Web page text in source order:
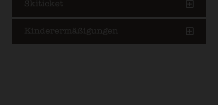
Skiticket
Kinderermäßigungen